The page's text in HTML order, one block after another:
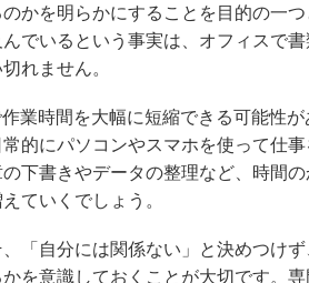
かを明らかにすることを目的の一
でいるという事実は、オフィスで
れません。
業時間を大幅に短縮できる可能性
的にパソコンやスマホを使って仕
の下書きやデータの整理など、時間
ていくでしょう。
「自分には関係ない」と決めつけ
を意識しておくことが大切です。